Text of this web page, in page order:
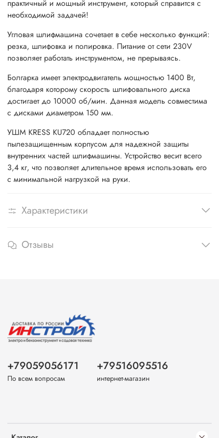
практичный и мощный инструмент, который справится с
необходимой задачей!
Угловая шлифмашина сочетает в себе несколько функций:
резка, шлифовка и полировка. Питание от сети 230V
позволяет работать инструментом, не прерываясь.
Болгарка имеет электродвигатель мощностью 1400 Вт,
благодаря которому скорость шлифовального диска
достигает до 10000 об/мин. Данная модель совместима
с дисками диаметром 150 мм.
УШМ KRESS KU720 обладает полностью
пылезащищенным корпусом для надежной защиты
внутренних частей шлифмашины. Устройство весит всего
3,4 кг, что позволяет длительное время использовать его
с минимальной нагрузкой на руки.
Характеристики
Отзывы
+79059056171
По всем вопросам
+79516095516
интернет-магазин